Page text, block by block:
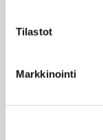
Tilastot
Markkinointi
Online